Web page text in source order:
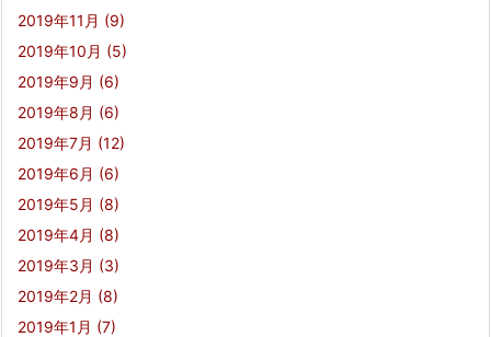
2019年11月 (9)
2019年10月 (5)
2019年9月 (6)
2019年8月 (6)
2019年7月 (12)
2019年6月 (6)
2019年5月 (8)
2019年4月 (8)
2019年3月 (3)
2019年2月 (8)
2019年1月 (7)